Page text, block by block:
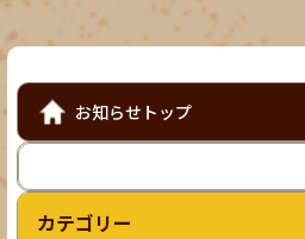
お知らせトップ
カテゴリー